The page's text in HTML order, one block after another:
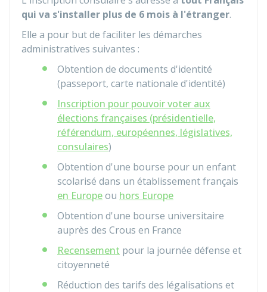
qui va s'installer plus de 6 mois à l'étranger.
Elle a pour but de faciliter les démarches
administratives suivantes :
Obtention de documents d'identité
(passeport, carte nationale d'identité)
Inscription pour pouvoir voter aux
élections françaises (présidentielle,
référendum, européennes, législatives,
consulaires)
Obtention d'une bourse pour un enfant
scolarisé dans un établissement français
en Europeou hors Europe
Obtention d'une bourse universitaire
auprès des Crous en France
Recensement pour la journée défense et
citoyenneté
Réduction des tarifs des légalisations et